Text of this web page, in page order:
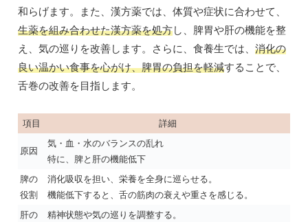
和らげます。また、漢方薬では、体質や症状に合わせて、
生薬を組み合わせた漢方薬を処方し、脾胃や肝の機能を整
え、気の巡りを改善します。さらに、食養生では、 消化の
良い温かい食事を心がけ、脾胃の負担を軽減することで、
舌巻の改善を目指します。
項目 詳細
原因
気・血・水のバランスの乱れ
特に、脾と肝の機能低下
脾の
役割
消化吸収を担い、栄養を全身に巡らせる。
機能低下すると、舌の筋肉の衰えや重さを感じる。
肝の
精神状態や気の巡りを調整する。